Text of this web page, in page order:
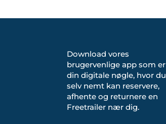
Download vores
brugervenlige app som er
din digitale nøgle, hvor du
selv nemt kan reservere,
afhente og returnere en
Freetrailer nær dig.